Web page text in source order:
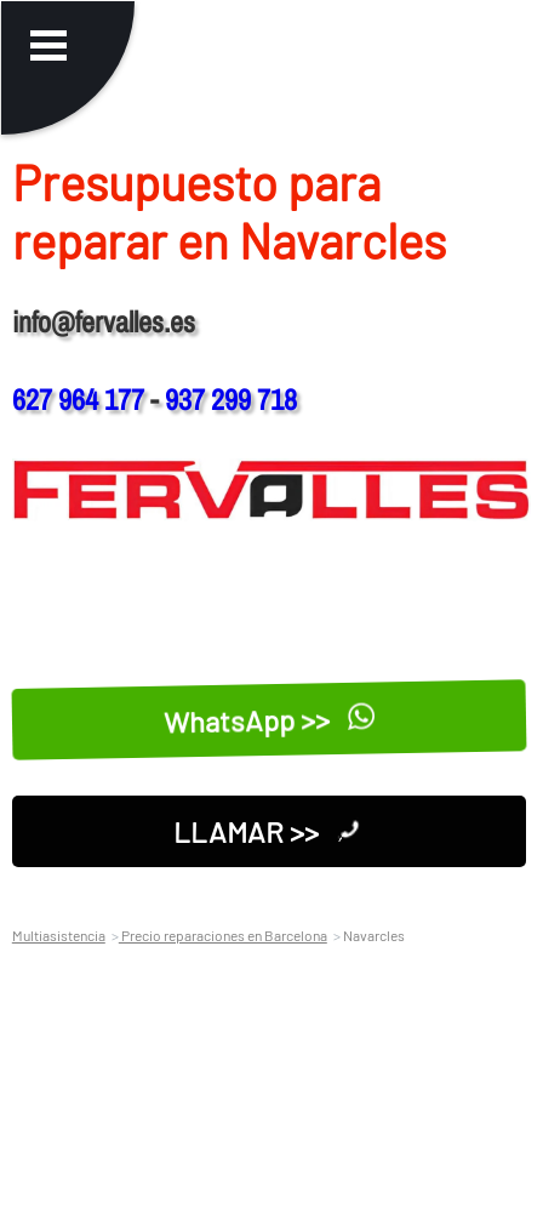
Presupuesto para
reparar en Navarcles
info@fervalles.es
627 964 177-937 299 718
WhatsApp >>
LLAMAR >>
Multiasistencia Precio reparaciones en Barcelona Navarcles